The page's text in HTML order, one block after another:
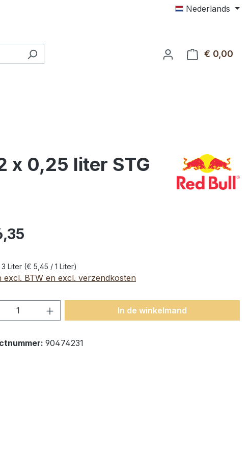
Nederlands
€ 0,00
x 0,25 liter STG
3 Liter (€ 5,45 / 1 Liter)
excl. BTW en excl. verzendkosten
Voer de gewenste
In de winkelmand
90474231